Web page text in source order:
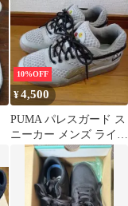
10%OFF
¥4,500
PUMA パレスガード ス
ニーカー メンズ ライト
グレー